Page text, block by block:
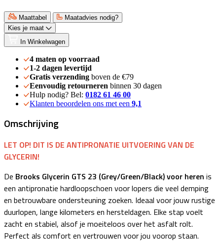
Maattabel
Maatadvies nodig?
Kies je maat
In Winkelwagen
4 maten op voorraad
1-2 dagen levertijd
Gratis verzending boven de €79
Eenvoudig retourneren binnen 30 dagen
Hulp nodig? Bel: 0182 61 46 00
Klanten beoordelen ons met een 9,1
Omschrijving
LET OP! DIT IS DE ANTIPRONATIE UITVOERING VAN DE
GLYCERIN!
De Brooks Glycerin GTS 23 (Grey/Green/Black) voor heren is
een antipronatie hardloopschoen voor lopers die veel demping
en betrouwbare ondersteuning zoeken. Ideaal voor jouw rustige
duurlopen, lange kilometers en hersteldagen. Elke stap voelt
zacht en stabiel, alsof je moeiteloos over het asfalt rolt.
Perfect als comfort en vertrouwen voor jou voorop staan.